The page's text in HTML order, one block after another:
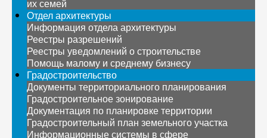
их семей
Отдел архитектуры
Информация отдела архитектуры
Реестры разрешений
Реестры уведомлений о строительстве
Помощь малому и среднему бизнесу
Градостроительство
Документы территориального планирования
Градостроительное зонирование
Документация по планировке территории
Градостроительный план земельного участка
Информационные системы в сфере